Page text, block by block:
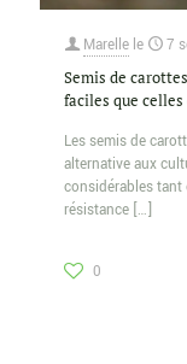
Marelle le 7
Semis de
faciles que celles
Les semis de
alternative aux
considérables tant
résistance […]
0